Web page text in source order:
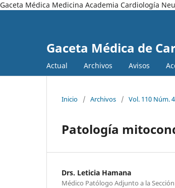
Gaceta Médica Medicina Academia Cardiología
Gaceta Médica de
Actual Archivos Avisos
Inicio / Archivos / Vol. 110 Núm.
Patología
Drs. Leticia Hamana
Médico Patólogo Adjunto a la